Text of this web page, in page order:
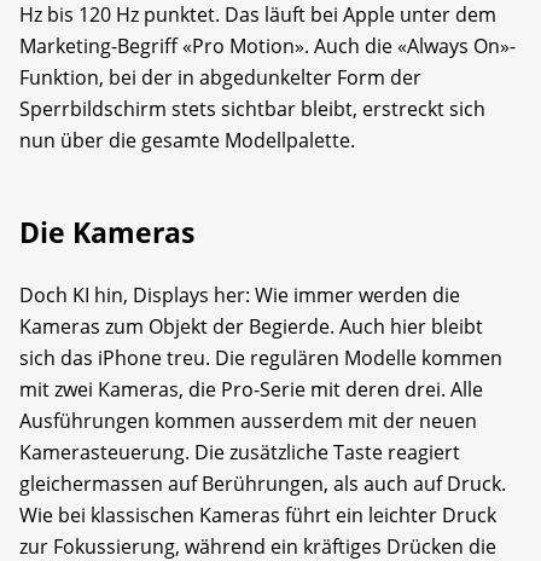
Hz bis 120 Hz punktet. Das läuft bei Apple unter dem
Marketing-Begriff «Pro Motion». Auch die «Always On»-
Funktion, bei der in abgedunkelter Form der
Sperrbildschirm stets sichtbar bleibt, erstreckt sich
nun über die gesamte Modellpalette.
Die Kameras
Doch KI hin, Displays her: Wie immer werden die
Kameras zum Objekt der Begierde. Auch hier bleibt
sich das iPhone treu. Die regulären Modelle kommen
mit zwei Kameras, die Pro-Serie mit deren drei. Alle
Ausführungen kommen ausserdem mit der neuen
Kamerasteuerung. Die zusätzliche Taste reagiert
gleichermassen auf Berührungen, als auch auf Druck.
Wie bei klassischen Kameras führt ein leichter Druck
zur Fokussierung, während ein kräftiges Drücken die